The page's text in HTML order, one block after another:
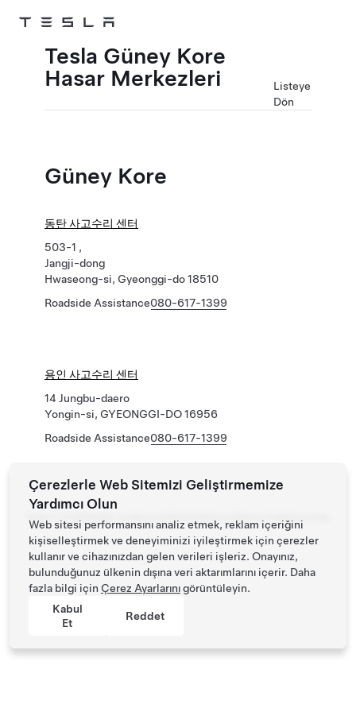
Tesla Güney Kore
Hasar Merkezleri
Listeye
Dön
Güney Kore
동탄 사고수리 센터
503-1 ,
Jangji-dong
Hwaseong-si, Gyeonggi-do 18510
Roadside Assistance080-617-1399
용인 사고수리 센터
14 Jungbu-daero
Yongin-si, GYEONGGI-DO 16956
Roadside Assistance080-617-1399
Çerezlerle Web Sitemizi Geliştirmemize
Yardımcı Olun
Web sitesi performansını analiz etmek, reklam içeriğini
kişiselleştirmek ve deneyiminizi iyileştirmek için çerezler
kullanır ve cihazınızdan gelen verileri işleriz. Onayınız,
bulunduğunuz ülkenin dışına veri aktarımlarını içerir. Daha
fazla bilgi için Çerez Ayarlarınıgörüntüleyin.
Kabul
Et
Reddet